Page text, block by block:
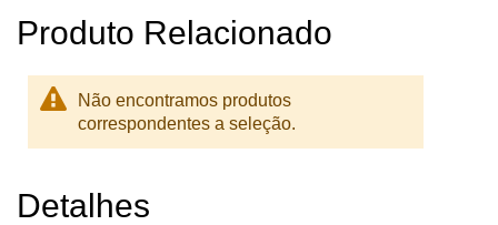
Produto Relacionado
Não encontramos produtos
correspondentes a seleção.
Detalhes